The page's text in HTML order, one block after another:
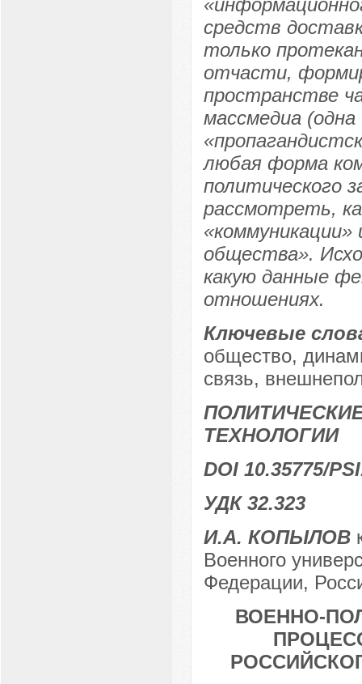
средств
только
отчасти,
пространстве
массмедиа
любая форма
политического
рассмотреть,
общества».
какую данные
отношениях.
Ключевые
общество,
связь,
ТЕХНОЛОГИИ
DOI 10.35775/
УДК 32.323
И.А. КОПЫЛОВ
Военного
Федерации,
ВОЕННО-